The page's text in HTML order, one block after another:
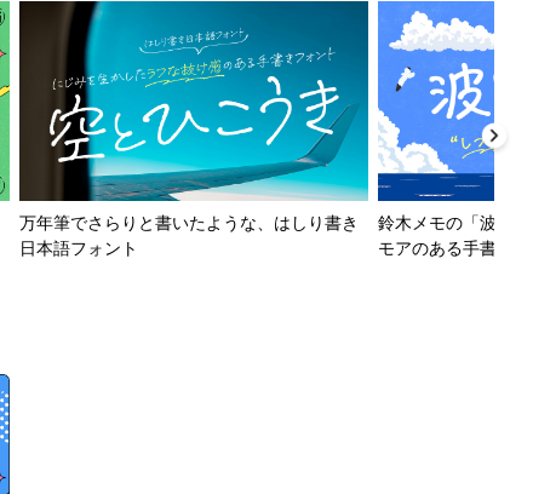
万年筆でさらりと書いたような、はしり書き
日本語フォント
鈴木メモの「波と
モアのある手書き